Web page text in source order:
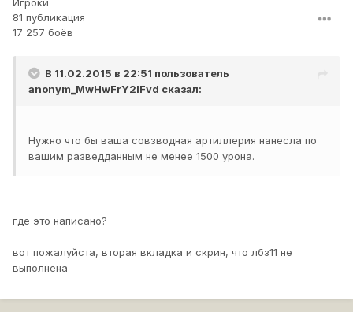
Игроки
81 публикация
17 257 боёв
В 11.02.2015 в 22:51 пользователь
anonym_MwHwFrY2lFvd сказал:
Нужно что бы ваша совзводная артиллерия нанесла по
вашим разведданным не менее 1500 урона.
где это написано?
вот пожалуйста, вторая вкладка и скрин, что лбз11 не
выполнена